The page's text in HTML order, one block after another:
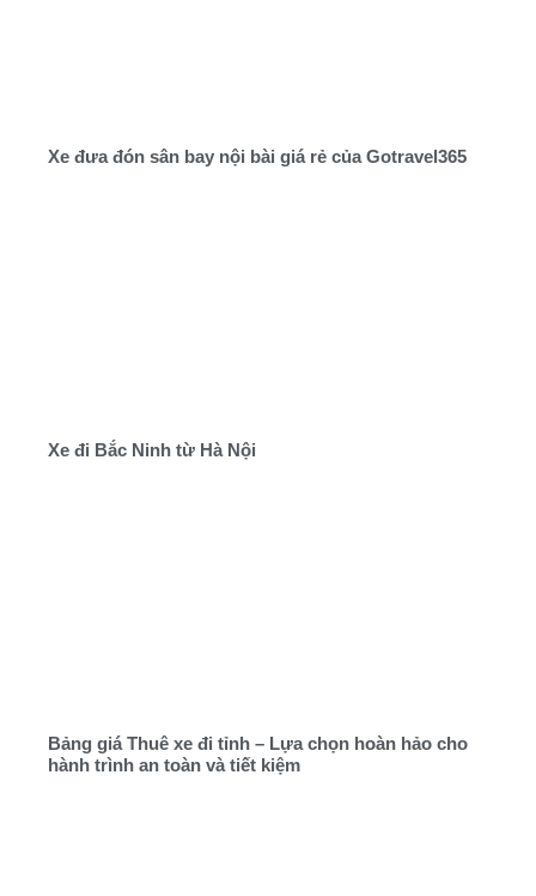
Xe đưa đón sân bay nội bài giá rẻ của Gotravel365
Xe đi Bắc Ninh từ Hà Nội
Bảng giá Thuê xe đi tỉnh – Lựa chọn hoàn hảo cho
hành trình an toàn và tiết kiệm